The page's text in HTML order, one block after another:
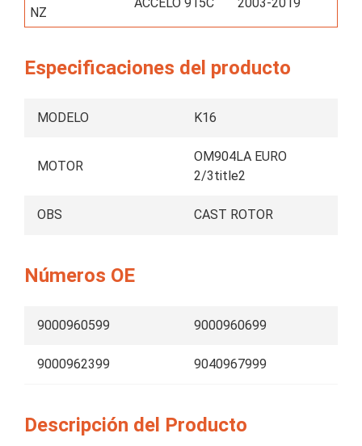
NZ
ACCELO 915C 2003-2019
Especificaciones del producto
MODELO K16
MOTOR
OM904LA EURO
2/3title2
OBS CAST ROTOR
Números OE
9000960599 9000960699
9000962399 9040967999
Descripción del Producto